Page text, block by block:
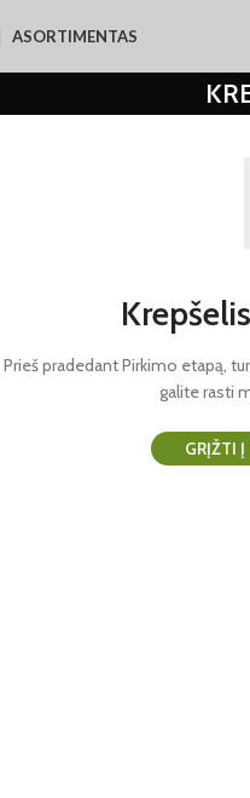
ASORTIMENTAS
Prieš pradedant Pirkimo etapą,
galite rasti
GRĮŽTI Į